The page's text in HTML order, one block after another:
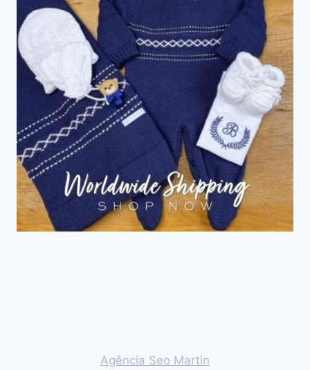
Agência Seo Martin